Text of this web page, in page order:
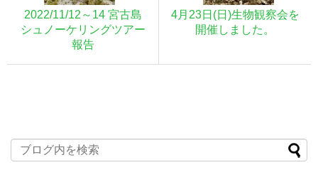
2022/11/12～14 宮古島
シュノーケリングツアー
報告
4月23日(日)生物観察会を
開催しました。